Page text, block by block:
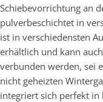
Schiebevorrichtung an
pulverbeschichtet in
ist in verschiedensten
erhältlich und kann
verbunden werden, sei
nicht geheizten
integriert sich perfekt in